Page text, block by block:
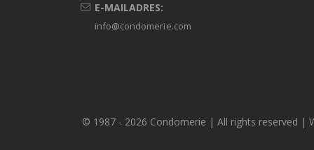
E-MAILADRES:
info@condomerie.com
© 1987 - 2026 Condomerie | All rights reserved |